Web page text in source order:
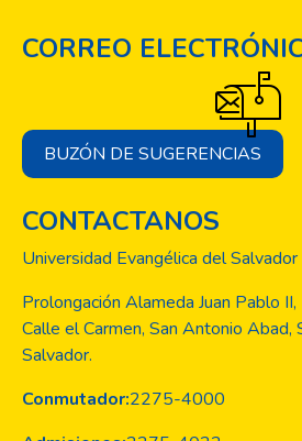
CORREO
BUZÓN DE SUGERENCIAS
CONTACTANOS
Universidad Evangélica del Salvador
Prolongación Alameda Juan Pablo II,
Calle el Carmen, San Antonio Abad,
Salvador.
Conmutador:2275-4000